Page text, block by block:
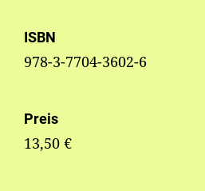
ISBN
978-3-7704-3602-6
Preis
13,50 €